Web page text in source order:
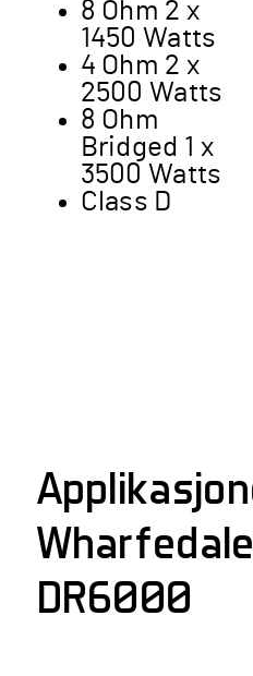
8 Ohm 2 x
1450 Watts
4 Ohm 2 x
2500 Watts
8 Ohm
Bridged 1 x
3500 Watts
Class D
DR6000